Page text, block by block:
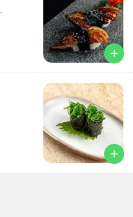
add
add